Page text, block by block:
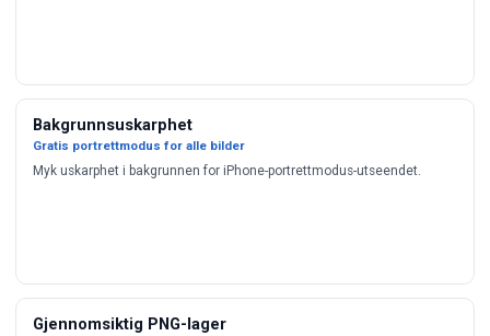
Bakgrunnsuskarphet
Gratis portrettmodus for alle bilder
Myk uskarphet i bakgrunnen for iPhone-portrettmodus-utseendet.
Gjennomsiktig PNG-lager